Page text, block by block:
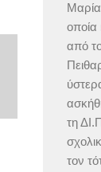
οποία
από
τη
τον